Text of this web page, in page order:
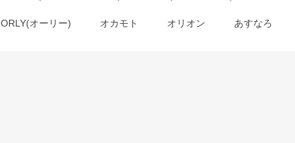
ORLY(オーリー) オカモト オリオン あすなろ